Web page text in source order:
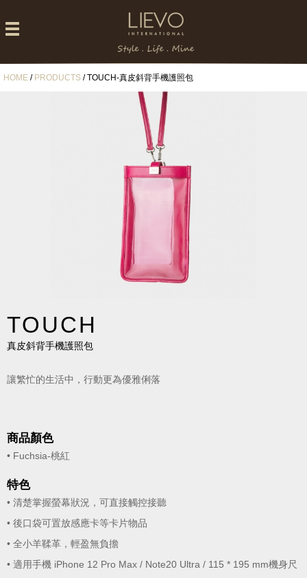
HOME / PRODUCTS / TOUCH-真皮斜背手機護照包
TOUCH
真皮斜背手機護照包
讓繁忙的生活中，行動更為優雅俐落
商品顏色
• Fuchsia-桃紅
特色
• 清楚掌握螢幕狀況，可直接觸控接聽
• 後口袋可置放感應卡等卡片物品
• 全小羊鞣革，輕盈無負擔
• 適用手機 iPhone 12 Pro Max / Note20 Ultra / 115 * 195 mm機身尺